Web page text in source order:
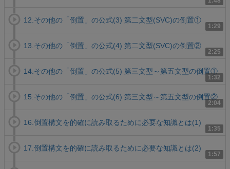
1:29
12.その他の「倒置」の公式(3) 第二文型(SVC)の倒置①
2:25
13.その他の「倒置」の公式(4) 第二文型(SVC)の倒置②
1:32
14.その他の「倒置」の公式(5) 第三文型～第五文型の倒置①
2:04
15.その他の「倒置」の公式(6) 第三文型～第五文型の倒置②
1:35
16.倒置構文を的確に読み取るために必要な知識とは(1)
1:57
17.倒置構文を的確に読み取るために必要な知識とは(2)